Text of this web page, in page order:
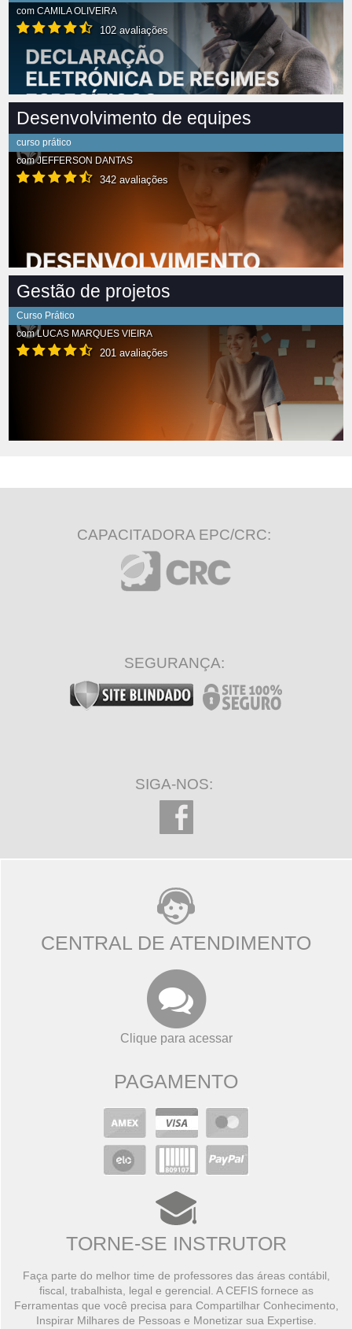
com CAMILA OLIVEIRA
102 avaliações
Desenvolvimento de equipes
curso prático
comJEFFERSON DANTAS
342 avaliações
Gestão de projetos
Curso Prático
comLUCAS MARQUES VIEIRA
201 avaliações
CAPACITADORA EPC/CRC:
SEGURANÇA:
SIGA-NOS:
CENTRAL DE ATENDIMENTO
Clique para acessar
PAGAMENTO
TORNE-SE INSTRUTOR
Faça parte do melhor time de professores das áreas contábil,
fiscal, trabalhista, legal e gerencial. A CEFIS fornece as
Ferramentas que você precisa para Compartilhar Conhecimento,
Inspirar Milhares de Pessoas e Monetizar sua Expertise.